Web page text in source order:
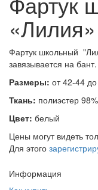
Фартук школьный
завязывается на
Размеры: от 42-44
Ткань: полиэстер
Цвет: белый
Цены могут видеть
Для этого
Информация